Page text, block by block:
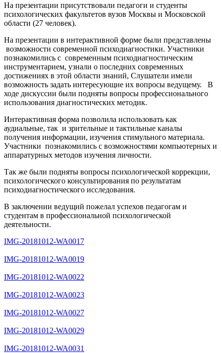
На презентации присутствовали педагоги и студенты
психологических факультетов вузов Москвы и Московской
области (27 человек).
На презентации в интерактивной форме были представлены
возможности современной психодиагностики. Участники
познакомились с современным психодиагностическим
инструментарием, узнали о последних современных
достижениях в этой области знаний, Слушатели имели
возможность задать интересующие их вопросы ведущему. В
ходе дискуссии были подняты вопросы профессионального
использования диагностических методик.
Интерактивная форма позволила использовать как
аудиальные, так и зрительные и тактильные каналы
получения информации, изучения стимульного материала.
Участники познакомились с возможностями компьютерных и
аппаратурных методов изучения личности.
Так же были подняты вопросы психологической коррекции,
психологического консультирования по результатам
психодиагностического исследования.
В заключении ведущий пожелал успехов педагогам и
студентам в профессиональной психологической
деятельности.
IMG-20181012-WA0017
IMG-20181012-WA0019
IMG-20181012-WA0022
IMG-20181012-WA0023
IMG-20181012-WA0027
IMG-20181012-WA0029
IMG-20181012-WA0031